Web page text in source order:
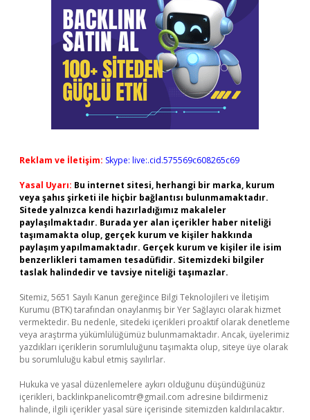
Reklam ve İletişim: Skype: live:.cid.575569c608265c69
Yasal Uyarı: Bu internet sitesi, herhangi bir marka, kurum
veya şahıs şirketi ile hiçbir bağlantısı bulunmamaktadır.
Sitede yalnızca kendi hazırladığımız makaleler
paylaşılmaktadır. Burada yer alan içerikler haber niteliği
taşımamakta olup, gerçek kurum ve kişiler hakkında
paylaşım yapılmamaktadır. Gerçek kurum ve kişiler ile isim
benzerlikleri tamamen tesadüfidir. Sitemizdeki bilgiler
taslak halindedir ve tavsiye niteliği taşımazlar.
Sitemiz, 5651 Sayılı Kanun gereğince Bilgi Teknolojileri ve İletişim
Kurumu (BTK) tarafından onaylanmış bir Yer Sağlayıcı olarak hizmet
vermektedir. Bu nedenle, sitedeki içerikleri proaktif olarak denetleme
veya araştırma yükümlülüğümüz bulunmamaktadır. Ancak, üyelerimiz
yazdıkları içeriklerin sorumluluğunu taşımakta olup, siteye üye olarak
bu sorumluluğu kabul etmiş sayılırlar.
Hukuka ve yasal düzenlemelere aykırı olduğunu düşündüğünüz
içerikleri, backlinkpanelicomtr@gmail.com adresine bildirmeniz
halinde, ilgili içerikler yasal süre içerisinde sitemizden kaldırılacaktır.